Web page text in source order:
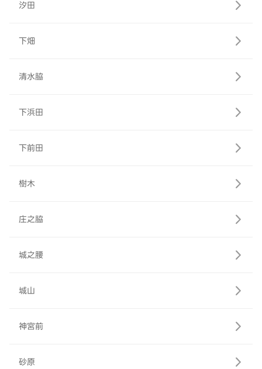
汐田
下畑
清水脇
下浜田
下前田
樹木
庄之脇
城之腰
城山
神宮前
砂原